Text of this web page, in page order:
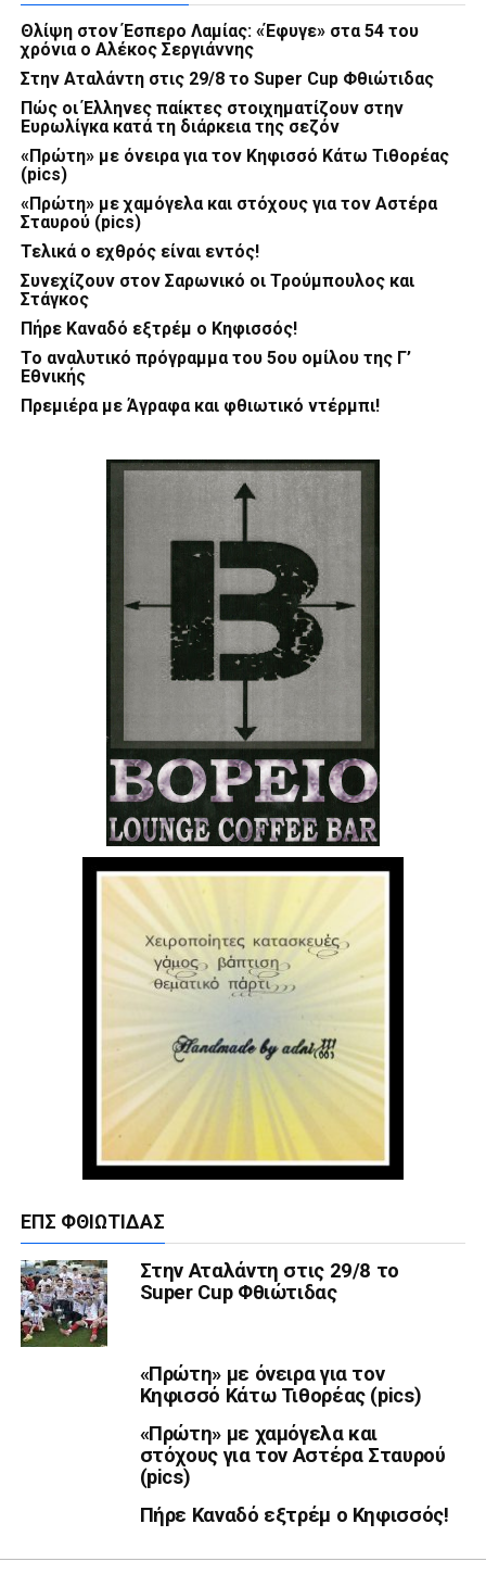
Θλίψη στον Έσπερο Λαμίας: «Έφυγε» στα 54 του
χρόνια ο Αλέκος Σεργιάννης
Στην Αταλάντη στις 29/8 το Super Cup Φθιώτιδας
Πώς οι Έλληνες παίκτες στοιχηματίζουν στην
Ευρωλίγκα κατά τη διάρκεια της σεζόν
«Πρώτη» με όνειρα για τον Κηφισσό Κάτω Τιθορέας
(pics)
«Πρώτη» με χαμόγελα και στόχους για τον Αστέρα
Σταυρού (pics)
Τελικά ο εχθρός είναι εντός!
Συνεχίζουν στον Σαρωνικό οι Τρούμπουλος και
Στάγκος
Πήρε Καναδό εξτρέμ ο Κηφισσός!
Το αναλυτικό πρόγραμμα του 5ου ομίλου της Γ’
Εθνικής
Πρεμιέρα με Άγραφα και φθιωτικό ντέρμπι!
ΕΠΣ ΦΘΙΏΤΙΔΑΣ
Στην Αταλάντη στις 29/8 το
Super Cup Φθιώτιδας
«Πρώτη» με όνειρα για τον
Κηφισσό Κάτω Τιθορέας (pics)
«Πρώτη» με χαμόγελα και
στόχους για τον Αστέρα Σταυρού
(pics)
Πήρε Καναδό εξτρέμ ο Κηφισσός!